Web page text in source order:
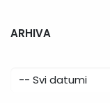
ARHIVA